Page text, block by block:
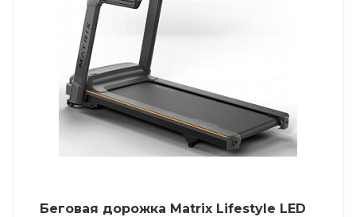
Беговая дорожка Matrix Lifestyle LED